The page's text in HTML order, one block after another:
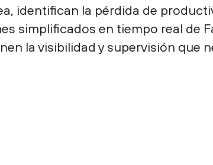
identifican la pérdida de
simplificados en tiempo real de
la visibilidad y supervisión que